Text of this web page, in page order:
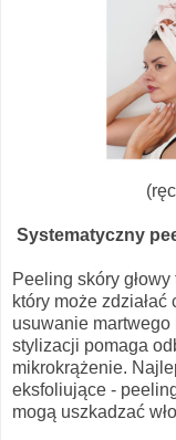
Systematyczny
Peeling skóry
który może
usuwanie
stylizacji pomaga
mikrokrążenie.
eksfoliujące -
mogą uszkadzać